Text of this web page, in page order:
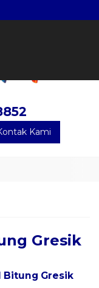
Kami
Gresik
Bitung Gresik